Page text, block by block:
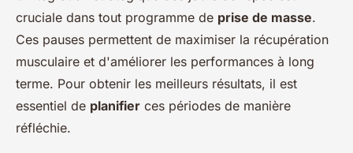
cruciale dans tout programme de prise de masse.
Ces pauses permettent de maximiser la récupération
musculaire et d'améliorer les performances à long
terme. Pour obtenir les meilleurs résultats, il est
essentiel de planifier ces périodes de manière
réfléchie.